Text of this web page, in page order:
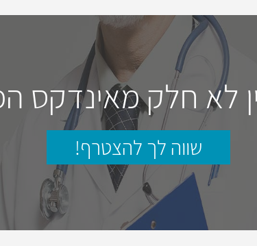
לא חלק מאינדקס
שווה לך להצטרף!